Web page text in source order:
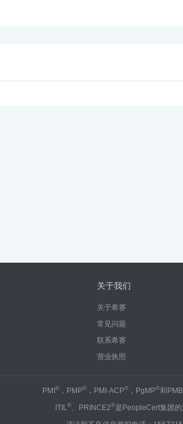
关于我们
关于希赛
常见问题
联系希赛
营业执照
PMI®，PMP®，PMI-ACP®，PgMP®和
ITIL®、PRINCE2®是PeopleCert集团